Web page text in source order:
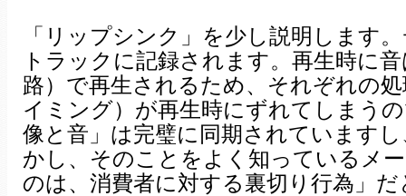
「リップシンク」を少し説明します
トラックに記録されます。再生時に
路）で再生されるため、それぞれの
イミング）が再生時にずれてしまう
像と音」は完璧に同期されています
かし、そのことをよく知っているメ
のは、消費者に対する裏切り行為」